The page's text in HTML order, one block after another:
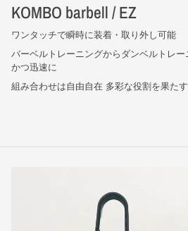
KOMBO barbell / EZ
ワンタッチで瞬時に装着・取り外し可能
バーベルトレーニングからダンベルトレ
かつ迅速に
組み合わせは自由自在 多彩な役割を果たす